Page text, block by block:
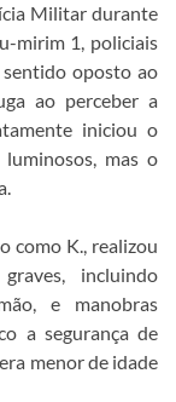
Militar durante
mirim 1, policiais
oposto ao
ao perceber a
iniciou o
mas o
como K., realizou
incluindo
e manobras
a segurança de
menor de idade